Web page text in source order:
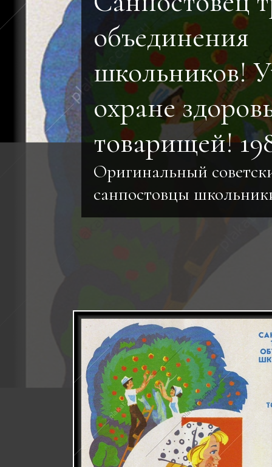
объединения
школьников!
охране
товарищей!
Оригинальный
санпостовцы